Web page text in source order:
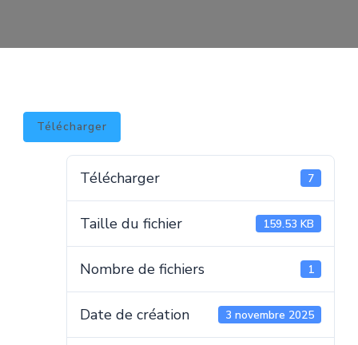
Télécharger
Télécharger 7
Taille du fichier 159.53 KB
Nombre de fichiers 1
Date de création 3 novembre 2025